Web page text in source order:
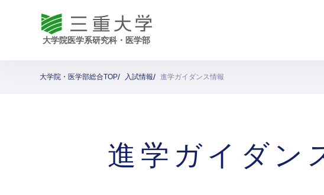
大学院・医学部総合TOP 入試情報 進学ガイダンス情報
進学ガイダン